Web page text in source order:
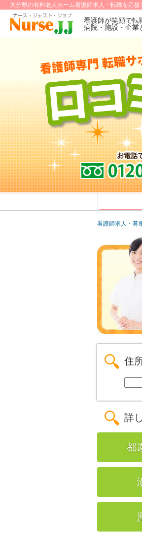
大分県の有料老人ホーム看護師求人・転職を応援
看護師が笑顔で転
病院・施設・企業
看護師求人・募
住
詳
都